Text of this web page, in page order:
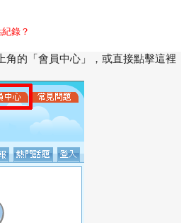
錄？
角的「會員中心」，或直接點擊這裡